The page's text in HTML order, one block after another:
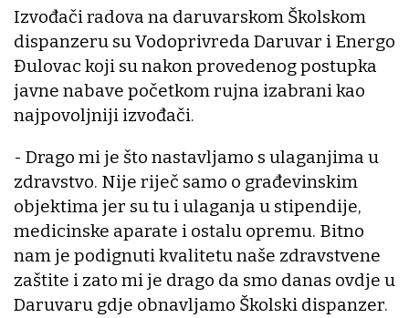
Izvođači radova na daruvarskom Školskom
dispanzeru su Vodoprivreda Daruvar i Energo
Đulovac koji su nakon provedenog postupka
javne nabave početkom rujna izabrani kao
najpovoljniji izvođači.
- Drago mi je što nastavljamo s ulaganjima u
zdravstvo. Nije riječ samo o građevinskim
objektima jer su tu i ulaganja u stipendije,
medicinske aparate i ostalu opremu. Bitno
nam je podignuti kvalitetu naše zdravstvene
zaštite i zato mi je drago da smo danas ovdje u
Daruvaru gdje obnavljamo Školski dispanzer.